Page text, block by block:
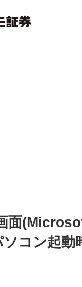
面
コン起動